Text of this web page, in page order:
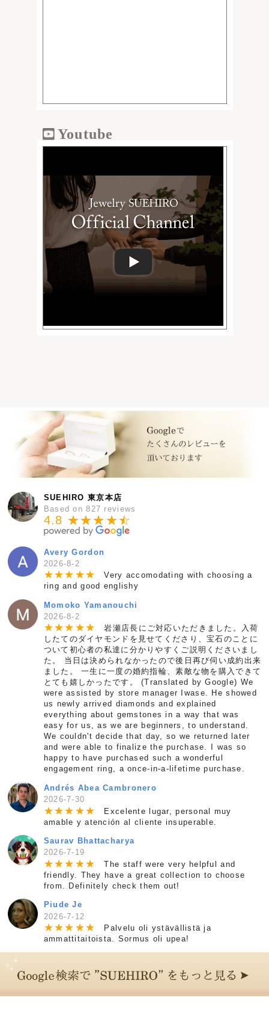
Youtube
SUEHIRO 東京本店
Based on 827 reviews
4.8 ★★★★★
☆
Avery Gordon
2026-8-2
★★★ ★★
Very accomodating with choosing a
ring and good englishy
Momoko Yamanouchi
2026-8-2
★★★ ★★
岩瀬店長にご対応いただきました。入荷
したてのダイヤモンドを見せてくださり、宝石のことに
ついて初心者の私達に分かりやすくご説明くださいまし
た。 当日は決められなかったので後日再び伺い成約出来
ました。 一生に一度の婚約指輪、素敵な物を購入できて
とても嬉しかったです。 (Translated by Google) We
were assisted by store manager Iwase. He showed
us newly arrived diamonds and explained
everything about gemstones in a way that was
easy for us, as we are beginners, to understand.
We couldn't decide that day, so we returned later
and were able to finalize the purchase. I was so
happy to have purchased such a wonderful
engagement ring, a once-in-a-lifetime purchase.
Andrés Abea Cambronero
2026-7-30
★★★ ★★
Excelente lugar, personal muy
amable y atención al cliente insuperable.
Saurav Bhattacharya
2026-7-19
★★★ ★★
The staff were very helpful and
friendly. They have a great collection to choose
from. Definitely check them out!
Piude Je
2026-7-12
★★★ ★★
Palvelu oli ystävällistä ja
ammattitaitoista. Sormus oli upea!